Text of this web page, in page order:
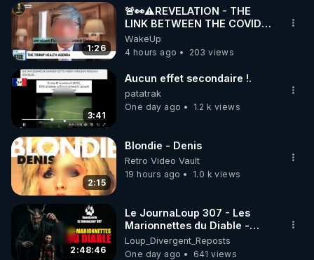
▶ 30 jours gratuit sur l’application de méditation et
de bien-être ENVOL :
Rendez-vous sur https://www.envol.app/code
le code : REGENERE
1:26
🚨👀⚠️REVELATION - THE
LINK BETWEEN THE COVID
VACCINE AND CANCER -LIEN
VACCIN COVID ET CANCER
WakeUp
4 hours ago
203 views
3:41
Aucun effet secondaire !.
patatrak
One day ago
1.2 k views
2:15
Blondie - Denis
Retro Video Vault
19 hours ago
1.0 k views
2:48:46
Le JournaLoup 307 - Les
Marionnettes du Diable -
Loup Divergent 2026.08.07
Loup_Divergent_Reposts
One day ago
641 views